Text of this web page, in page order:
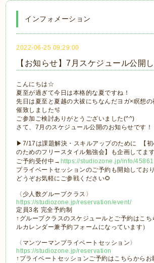
インフォメーション
2022-06-25 09:29:00
【お知らせ】7月スケジュール公開
こんにちは☆
夏至が過ぎて今日は本格的な夏ですね！
先日は夏至と夏越の大祓にちなんだヨガ×瞑想
催致しました🫧
ご参加ご検討ありがとうございました(^^)
さて、7月のスケジュール公開のお知らせです！
▶︎7/17は課題解決・スキルアップのために 【初
のためのフリースタイル勉強会】も企画してま
ご予約受付中→ https://studiozone.jp/info/
プライベートセッションのご予約も開始してお
どうぞお気軽にご参戦ください🌻
〈少人数グループクラス〉
https://studiozone.jp/reservation/event/
定員3名 完全予約制
↑グループクラスのスケジュールとご予約はこち
ルカレンダー兼予約フォームになっています）
〈マンツーマンプライベートセッション〉
https://studiozone.jp/reservation
↑プライベートセッションご予約はこちらから